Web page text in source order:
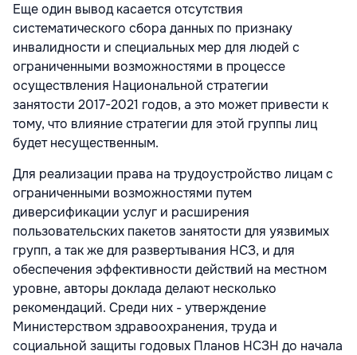
Еще один вывод касается отсутствия
систематического сбора данных по признаку
инвалидности и специальных мер для людей с
ограниченными возможностями в процессе
осуществления Национальной стратегии
занятости 2017-2021 годов, а это может привести к
тому, что влияние стратегии для этой группы лиц
будет несущественным.
Для реализации права на трудоустройство лицам с
ограниченными возможностями путем
диверсификации услуг и расширения
пользовательских пакетов занятости для уязвимых
групп, а так же для развертывания НСЗ, и для
обеспечения эффективности действий на местном
уровне, авторы доклада делают несколько
рекомендаций. Среди них - утверждение
Министерством здравоохранения, труда и
социальной защиты годовых Планов НСЗН до начала